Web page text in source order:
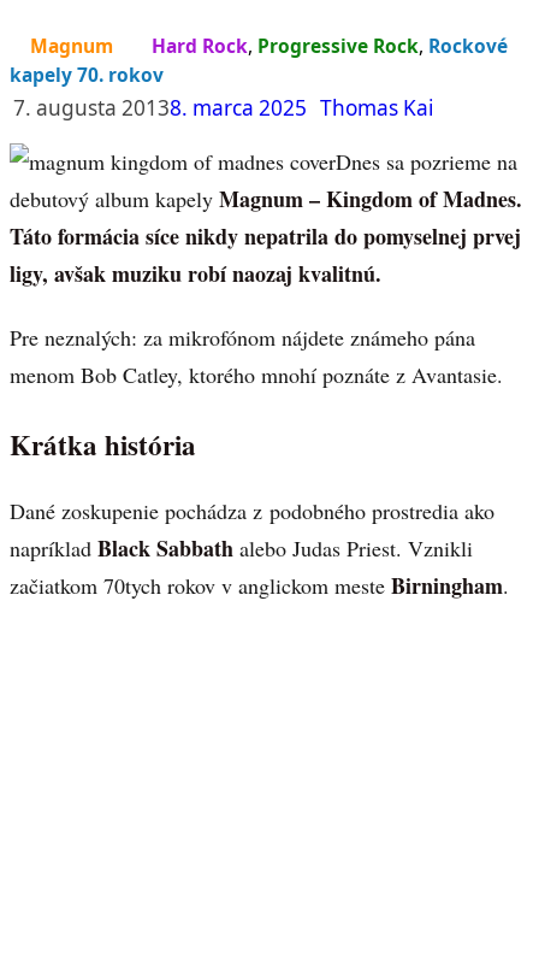
Magnum Hard Rock, Progressive Rock, Rockové
kapely 70. rokov
7. augusta 20138. marca 2025 Thomas Kai
Dnes sa pozrieme na
debutový album kapely Magnum – Kingdom of Madnes.
Táto formácia síce nikdy nepatrila do pomyselnej prvej
ligy, avšak muziku robí naozaj kvalitnú.
Pre neznalých: za mikrofónom nájdete známeho pána
menom Bob Catley, ktorého mnohí poznáte z Avantasie.
Krátka história
Dané zoskupenie pochádza z podobného prostredia ako
napríklad Black Sabbath alebo Judas Priest. Vznikli
začiatkom 70tych rokov v anglickom meste Birningham.